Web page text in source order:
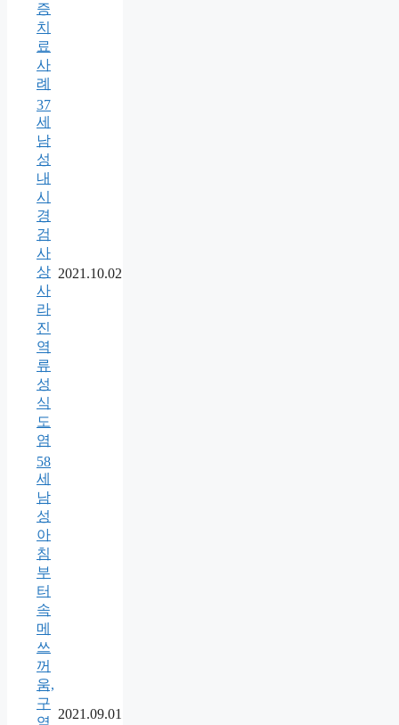
증
치
료
사
례
37
세
남
성
내
시
경
검
사
상
사
라
진
역
류
성
식
도
염
2021.10.02
58
세
남
성
아
침
부
터
속
메
쓰
꺼
움,
구
2021.09.01